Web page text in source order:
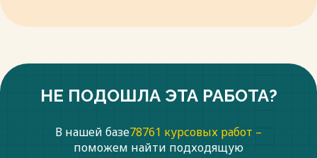
НЕ ПОДОШЛА ЭТА РАБОТА?
В нашей базе78761 курсовых работ –
поможем найти подходящую